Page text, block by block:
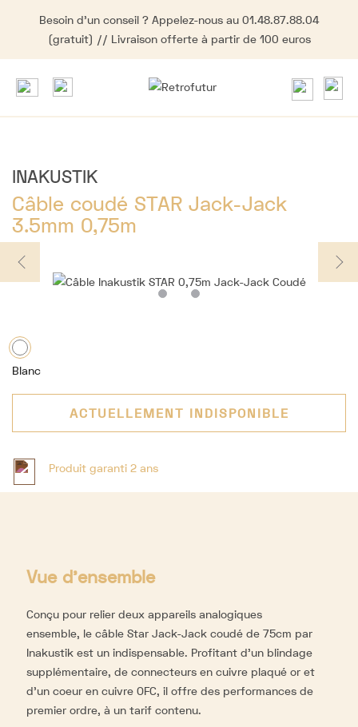
Besoin d'un conseil ? Appelez-nous au 01.48.87.88.04
(gratuit) // Livraison offerte à partir de 100 euros
INAKUSTIK
Câble coudé STAR Jack-Jack
3.5mm 0,75m
Blanc
ACTUELLEMENT INDISPONIBLE
Produit garanti 2 ans
Vue d'ensemble
Conçu pour relier deux appareils analogiques
ensemble, le câble Star Jack-Jack coudé de 75cm par
Inakustik est un indispensable. Profitant d’un blindage
supplémentaire, de connecteurs en cuivre plaqué or et
d’un coeur en cuivre OFC, il offre des performances de
premier ordre, à un tarif contenu.